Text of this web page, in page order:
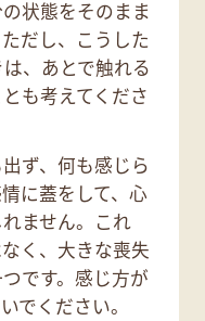
状態をそのまま
だし、こうした
、あとで触れる
も考えてくださ
ず、何も感じら
に蓋をして、心
ません。これ
く、大きな喪失
です。感じ方が
でください。